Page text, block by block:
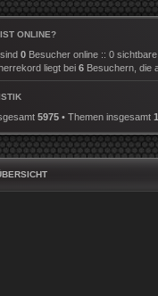
ONLINE?
0 Besucher online :: 0
liegt bei 6 Besuchern, die
5975 • Themen insgesamt